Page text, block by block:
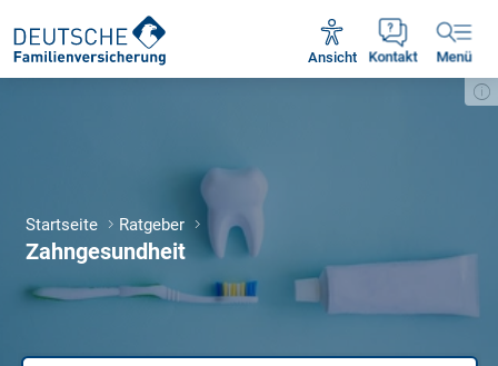
Kontakt
Ansicht Menü
Mo - Fr 09:00 - 18:30 Uhr
Startseite Ratgeber
Zahngesundheit